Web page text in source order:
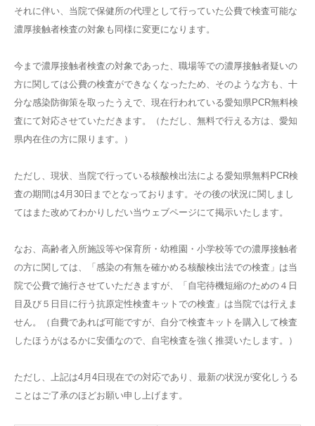
それに伴い、当院で保健所の代理として行っていた公費で検査可能な
濃厚接触者検査の対象も同様に変更になります。
今まで濃厚接触者検査の対象であった、職場等での濃厚接触者疑いの
方に関しては公費の検査ができなくなったため、そのような方も、十
分な感染防御策を取ったうえで、現在行われている愛知県PCR無料検
査にて対応させていただきます。（ただし、無料で行える方は、愛知
県内在住の方に限ります。）
ただし、現状、当院で行っている核酸検出法による愛知県無料PCR検
査の期間は4月30日までとなっております。その後の状況に関しまし
てはまた改めてわかりしだい当ウェブページにて掲示いたします。
なお、高齢者入所施設等や保育所・幼稚園・小学校等での濃厚接触者
の方に関しては、「感染の有無を確かめる核酸検出法での検査」は当
院で公費で施行させていただきますが、「自宅待機短縮のための４日
目及び５日目に行う抗原定性検査キットでの検査」は当院では行えま
せん。（自費であれば可能ですが、自分で検査キットを購入して検査
したほうがはるかに安価なので、自宅検査を強く推奨いたします。）
ただし、上記は4月4日現在での対応であり、最新の状況が変化しうる
ことはご了承のほどお願い申し上げます。